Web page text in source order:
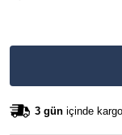
3 gün içinde